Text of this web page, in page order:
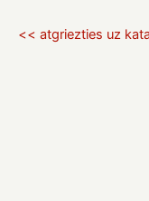
<< atgriezties uz